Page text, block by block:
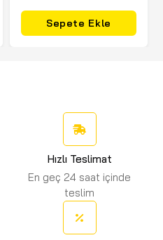
Sepete Ekle
Hızlı Teslimat
En geç 24 saat içinde
teslim